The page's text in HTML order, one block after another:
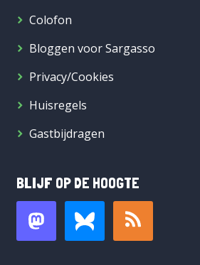
Colofon
Bloggen voor Sargasso
Privacy/Cookies
Huisregels
Gastbijdragen
BLIJF OP DE HOOGTE